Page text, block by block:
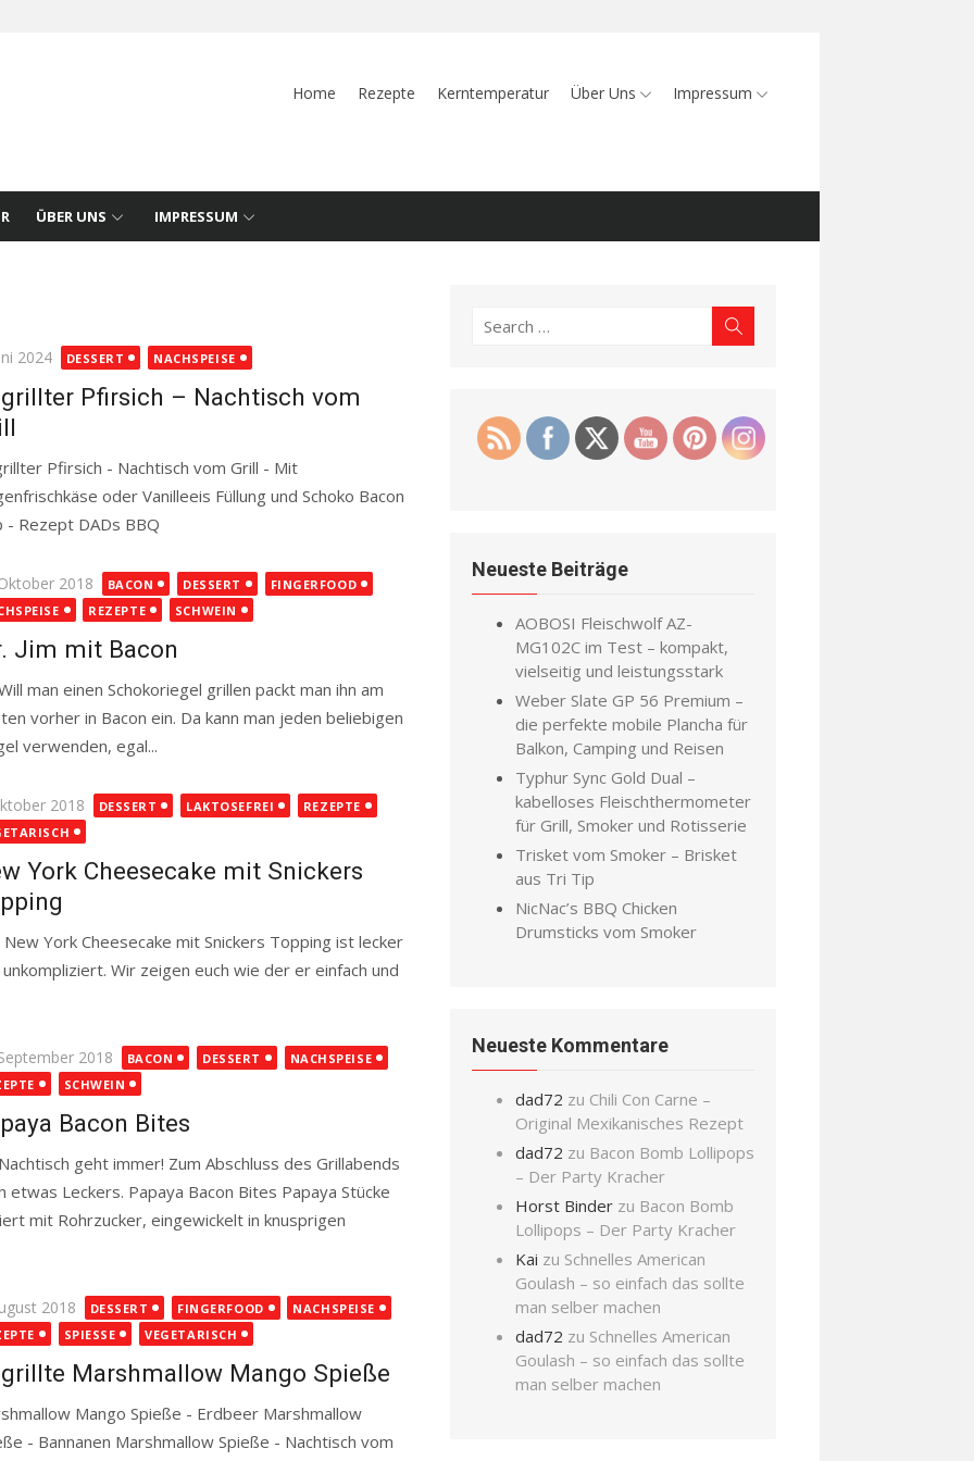
Home Rezepte Kerntemperatur Über Uns Impressum
ÜBER UNS IMPRESSUM
2024 DESSERT NACHSPEISE
Pfirsich – Nachtisch vom
Pfirsich - Nachtisch vom Grill - Mit
oder Vanilleeis Füllung und Schoko Bacon
- Rezept DADs BBQ
2018 BACON DESSERT
FINGERFOOD
REZEPTE SCHWEIN
Jim mit Bacon
man einen Schokoriegel grillen packt man ihn am
vorher in Bacon ein. Da kann man jeden beliebigen
verwenden, egal...
2018 DESSERT LAKTOSEFREI
REZEPTE
York Cheesecake mit Snickers
New York Cheesecake mit Snickers Topping ist lecker
Wir zeigen euch wie der er einfach und
2018 BACON DESSERT
NACHSPEISE
SCHWEIN
Bacon Bites
geht immer! Zum Abschluss des Grillabends
etwas Leckers. Papaya Bacon Bites Papaya Stücke
mit Rohrzucker, eingewickelt in knusprigen
2018 DESSERT FINGERFOOD
NACHSPEISE
SPIESSE VEGETARISCH
Marshmallow Mango Spieße
Mango Spieße - Erdbeer Marshmallow
- Bannanen Marshmallow Spieße - Nachtisch vom
Search
Neueste Beiträge
AOBOSI Fleischwolf AZ-
MG102C im Test – kompakt,
vielseitig und leistungsstark
Weber Slate GP 56 Premium –
die perfekte mobile Plancha für
Balkon, Camping und Reisen
Typhur Sync Gold Dual –
kabelloses Fleischthermometer
für Grill, Smoker und Rotisserie
Trisket vom Smoker – Brisket
aus Tri Tip
NicNac’s BBQ Chicken
Drumsticks vom Smoker
Neueste Kommentare
dad72 zu Chili Con Carne –
Original Mexikanisches Rezept
dad72 zu Bacon Bomb Lollipops
– Der Party Kracher
Horst Binder zu Bacon Bomb
Lollipops – Der Party Kracher
Kai zu Schnelles American
Goulash – so einfach das sollte
man selber machen
dad72 zu Schnelles American
Goulash – so einfach das sollte
man selber machen